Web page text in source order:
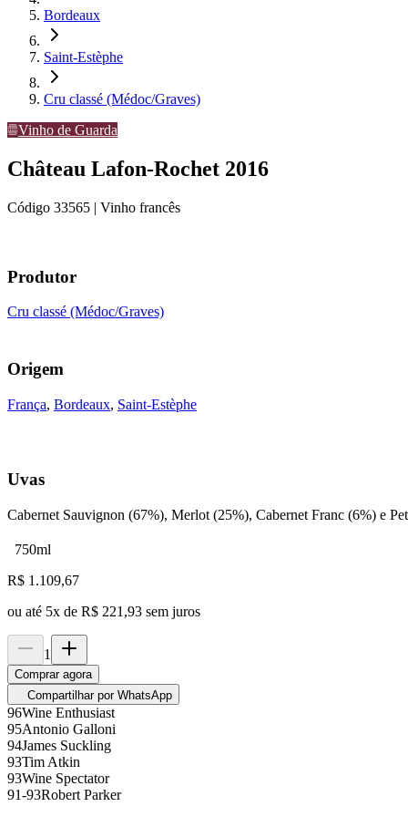
Bordeaux
Saint-Estèphe
Cru classé (Médoc/Graves)
Vinho de Guarda
Château Lafon-Rochet 2016
Código 33565 | Vinho francês
Produtor
Cru classé (Médoc/Graves)
Origem
França, Bordeaux, Saint-Estèphe
Uvas
Cabernet Sauvignon (67%), Merlot (25%), Cabernet Franc (6%) e
750ml
R$ 1.109,67
ou até 5x de R$ 221,93 sem juros
1
Comprar agora
Compartilhar por WhatsApp
96Wine Enthusiast
95Antonio Galloni
94James Suckling
93Tim Atkin
93Wine Spectator
91-93Robert Parker